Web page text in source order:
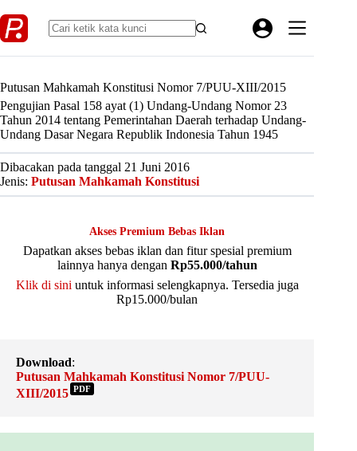
to
content
Putusan Mahkamah Konstitusi Nomor 7/PUU-XIII/2015
Pengujian Pasal 158 ayat (1) Undang-Undang Nomor 23
Tahun 2014 tentang Pemerintahan Daerah terhadap Undang-
Undang Dasar Negara Republik Indonesia Tahun 1945
Dibacakan pada tanggal 21 Juni 2016
Jenis: Putusan Mahkamah Konstitusi
Akses Premium Bebas Iklan
Dapatkan akses bebas iklan dan fitur spesial premium
lainnya hanya dengan Rp55.000/tahun
Klik di sini untuk informasi selengkapnya. Tersedia juga
Rp15.000/bulan
Download:
Putusan Mahkamah Konstitusi Nomor 7/PUU-
XIII/2015 PDF